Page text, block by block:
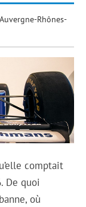
Auvergne-Rhônes-
comptait
De quoi
où